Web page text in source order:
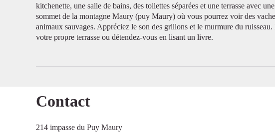
kitchenette, une salle de bains, des toilettes séparées et une terrasse avec
sommet de la montagne Maury (puy Maury) où vous pourrez voir des
animaux sauvages. Appréciez le son des grillons et le murmure du
votre propre terrasse ou détendez-vous en lisant un livre.
Contact
214 impasse du Puy Maury